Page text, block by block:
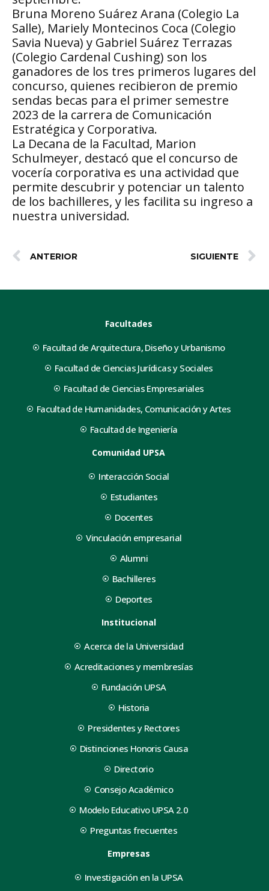
Bruna Moreno Suárez Arana (Colegio La
Salle), Mariely Montecinos Coca (Colegio
Savia Nueva) y Gabriel Suárez Terrazas
(Colegio Cardenal Cushing) son los
ganadores de los tres primeros lugares del
concurso, quienes recibieron de premio
sendas becas para el primer semestre
2023 de la carrera de Comunicación
Estratégica y Corporativa.
La Decana de la Facultad, Marion
Schulmeyer, destacó que el concurso de
vocería corporativa es una actividad que
permite descubrir y potenciar un talento
de los bachilleres, y les facilita su ingreso a
nuestra universidad.
ANTERIOR SIGUIENTE
Facultades
Facultad de Arquitectura, Diseño y Urbanismo
Facultad de Ciencias Jurídicas y Sociales
Facultad de Ciencias Empresariales
Facultad de Humanidades, Comunicación y Artes
Facultad de Ingeniería
Comunidad UPSA
Interacción Social
Estudiantes
Docentes
Vinculación empresarial
Alumni
Bachilleres
Deportes
Institucional
Acerca de la Universidad
Acreditaciones y membresías
Fundación UPSA
Historia
Presidentes y Rectores
Distinciones Honoris Causa
Directorio
Consejo Académico
Modelo Educativo UPSA 2.0
Preguntas frecuentes
Empresas
Investigación en la UPSA